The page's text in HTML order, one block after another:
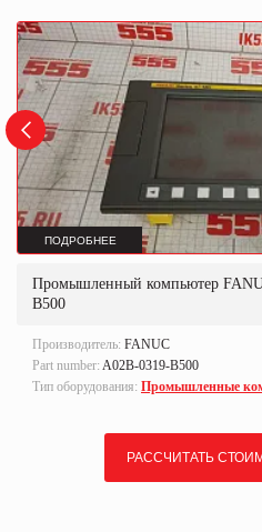
ПОДРОБНЕЕ
Промышленный компьютер
B500
Производитель: FANUC
Part number: A02B-0319-B500
Тип оборудования: Промышленные
РАССЧИТАТЬ